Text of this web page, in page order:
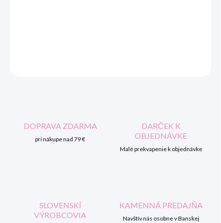
DOPRAVA ZDARMA
pri nákupe nad 79 €
DARČEK K
OBJEDNÁVKE
Malé prekvapenie k objednávke
SLOVENSKÍ
VÝROBCOVIA
KAMENNÁ PREDAJŇA
Navštív nás osobne v Banskej